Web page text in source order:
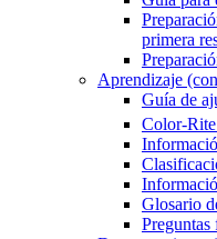
primera
Aprendizaje
Guía de
Color-
Glosario
Preguntas